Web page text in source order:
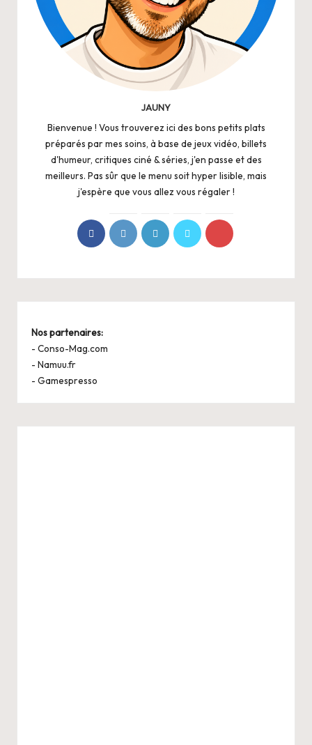
JAUNY
Bienvenue ! Vous trouverez ici des bons petits plats
préparés par mes soins, à base de jeux vidéo, billets
d'humeur, critiques ciné & séries, j'en passe et des
meilleurs. Pas sûr que le menu soit hyper lisible, mais
j'espère que vous allez vous régaler !
Nos partenaires:
- Conso-Mag.com
- Namuu.fr
- Gamespresso